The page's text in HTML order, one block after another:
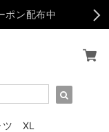
ポン配布中
ツ XL